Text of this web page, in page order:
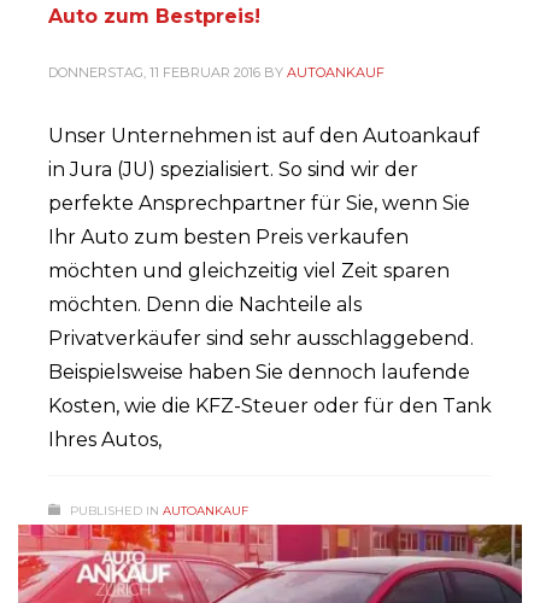
Auto zum Bestpreis!
DONNERSTAG, 11 FEBRUAR 2016 BY AUTOANKAUF
Unser Unternehmen ist auf den Autoankauf
in Jura (JU) spezialisiert. So sind wir der
perfekte Ansprechpartner für Sie, wenn Sie
Ihr Auto zum besten Preis verkaufen
möchten und gleichzeitig viel Zeit sparen
möchten. Denn die Nachteile als
Privatverkäufer sind sehr ausschlaggebend.
Beispielsweise haben Sie dennoch laufende
Kosten, wie die KFZ-Steuer oder für den Tank
Ihres Autos,
PUBLISHED IN AUTOANKAUF
TAGGED UNDER: AUTOANKAUF JURA